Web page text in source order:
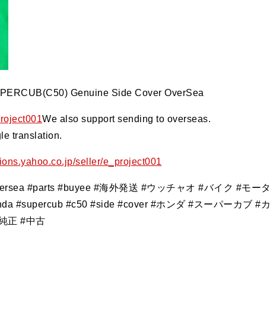
Genuine Side Cover OverSea
We also support sending to overseas.
translation.
seller/e_project001
#parts #buyee #海外発送 #ウッチャオ #バイク #モータ
#supercub #c50 #side #cover #ホンダ #スーパーカブ #カ
正 #中古